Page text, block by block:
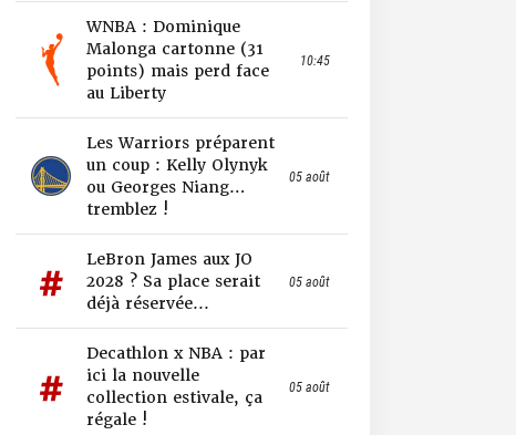
WNBA : Dominique
Malonga cartonne (31
points) mais perd face
au Liberty
10:45
Les Warriors préparent
un coup : Kelly Olynyk
ou Georges Niang…
tremblez !
05 août
LeBron James aux JO
2028 ? Sa place serait
déjà réservée...
05 août
Decathlon x NBA : par
ici la nouvelle
collection estivale, ça
régale !
05 août